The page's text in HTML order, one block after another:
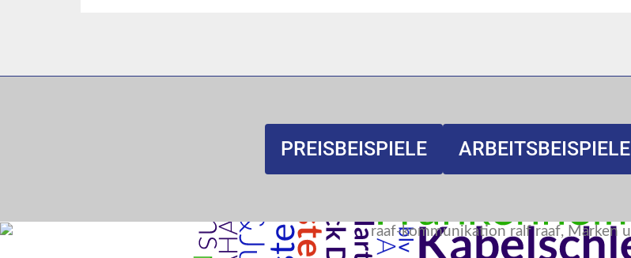
PREISBEISPIELE ARBEITSBEISPIELE